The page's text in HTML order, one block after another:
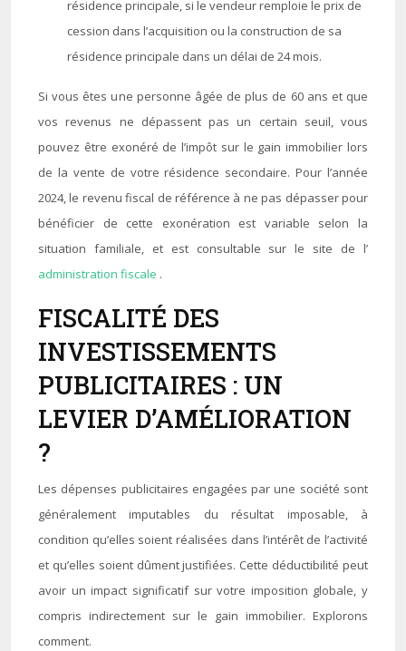
résidence principale, si le vendeur remploie le prix de
cession dans l’acquisition ou la construction de sa
résidence principale dans un délai de 24 mois.
Si vous êtes une personne âgée de plus de 60 ans et que
vos revenus ne dépassent pas un certain seuil, vous
pouvez être exonéré de l’impôt sur le gain immobilier lors
de la vente de votre résidence secondaire. Pour l’année
2024, le revenu fiscal de référence à ne pas dépasser pour
bénéficier de cette exonération est variable selon la
situation familiale, et est consultable sur le site de l’
administration fiscale .
FISCALITÉ DES
INVESTISSEMENTS
PUBLICITAIRES : UN
LEVIER D’AMÉLIORATION
?
Les dépenses publicitaires engagées par une société sont
généralement imputables du résultat imposable, à
condition qu’elles soient réalisées dans l’intérêt de l’activité
et qu’elles soient dûment justifiées. Cette déductibilité peut
avoir un impact significatif sur votre imposition globale, y
compris indirectement sur le gain immobilier. Explorons
comment.